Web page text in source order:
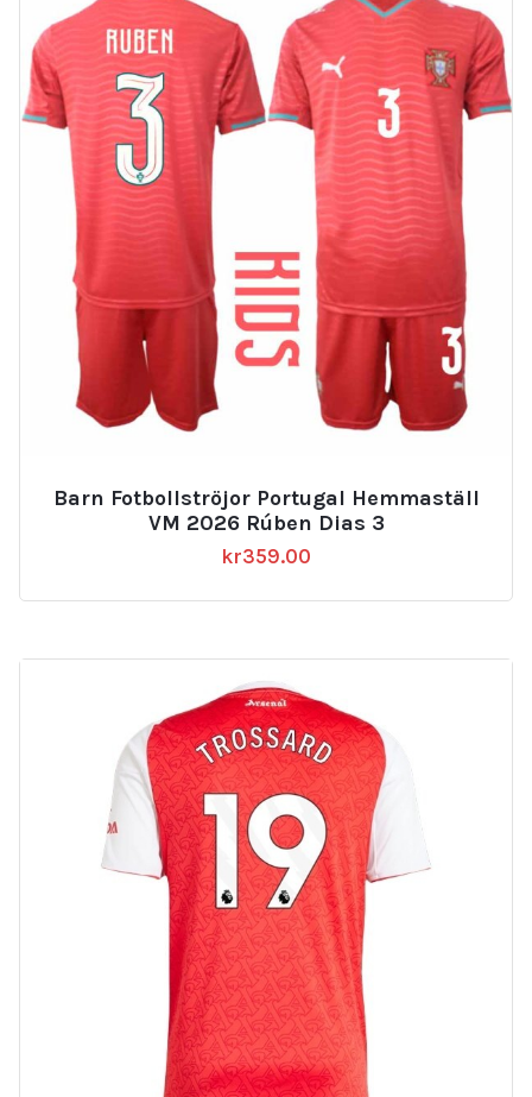
Barn Fotbollströjor Portugal Hemmaställ
VM 2026 Rúben Dias 3
kr359.00